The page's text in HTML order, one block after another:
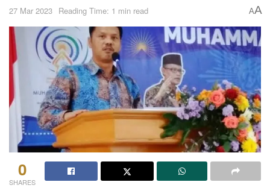
27 Mar 2023 Reading Time: 1 min read AA
0
SHARES